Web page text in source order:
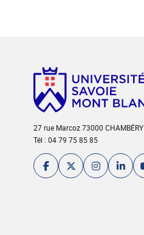
27 rue Marcoz 73000 CHAMBÉRY
Tél : 04 79 75 85 85